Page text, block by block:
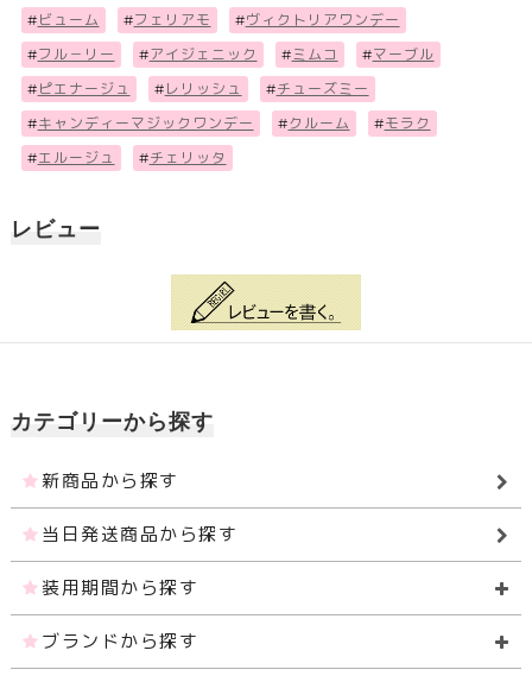
# ビューム #フェリアモ #ヴィクトリアワンデー
#フル－リー #アイジェニック #ミムコ #マーブル
# ピエナージュ # レリッシュ #チューズミー
#キャンディーマジックワンデー #クルーム #モラク
#エルージュ #チェリッタ
レビュー
カテゴリーから探す
新商品から探す
当日発送商品から探す
装用期間から探す
ブランドから探す